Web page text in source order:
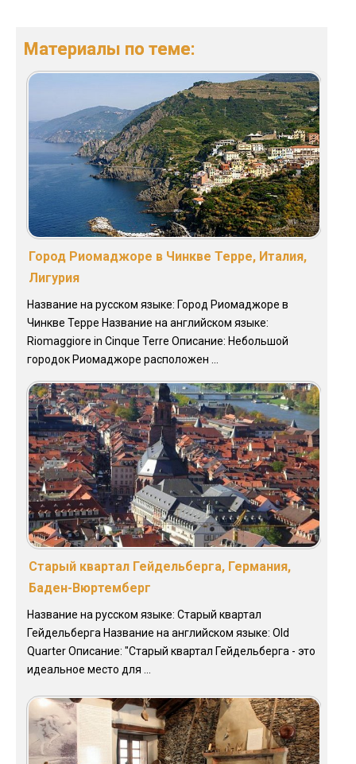
Материалы по теме:
Город Риомаджоре в Чинкве Терре, Италия,
Лигурия
Название на русском языке: Город Риомаджоре в
Чинкве Терре Название на английском языке:
Riomaggiore in Cinque Terre Описание: Небольшой
городок Риомаджоре расположен ...
Старый квартал Гейдельберга, Германия,
Баден-Вюртемберг
Название на русском языке: Старый квартал
Гейдельберга Название на английском языке: Old
Quarter Описание: "Старый квартал Гейдельберга - это
идеальное место для ...